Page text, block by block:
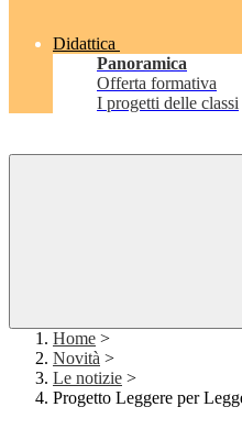
Didattica
Panoramica
Offerta formativa
I progetti delle classi
Home >
Novità >
Le notizie >
Progetto Leggere per